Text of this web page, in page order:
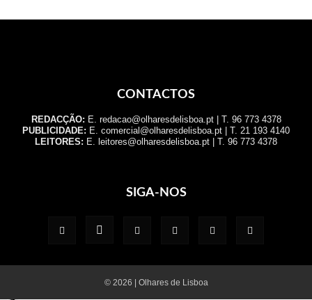
CONTACTOS
REDACÇÃO: E. redacao@olharesdelisboa.pt | T. 96 773 4378
PUBLICIDADE: E. comercial@olharesdelisboa.pt | T. 21 193 4140
LEITORES: E. leitores@olharesdelisboa.pt | T. 96 773 4378
SIGA-NOS
© 2026 | Olhares de Lisboa